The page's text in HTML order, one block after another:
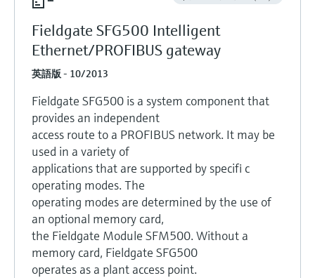
Fieldgate SFG500 Intelligent
Ethernet/PROFIBUS gateway
英語版 - 10/2013
Fieldgate SFG500 is a system component that
provides an independent
access route to a PROFIBUS network. It may be
used in a variety of
applications that are supported by specifi c
operating modes. The
operating modes are determined by the use of
an optional memory card,
the Fieldgate Module SFM500. Without a
memory card, Fieldgate SFG500
operates as a plant access point.